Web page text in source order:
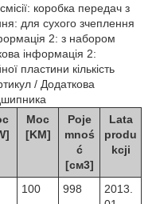
коробка передач з
для сухого зчеплення
2: з набором
інформація 2:
пластини кількість
/ Додаткова
Moc
[KM]
Poje
mnoś
ć
[см3]
Lata
produ
kcji
100 998
2013.